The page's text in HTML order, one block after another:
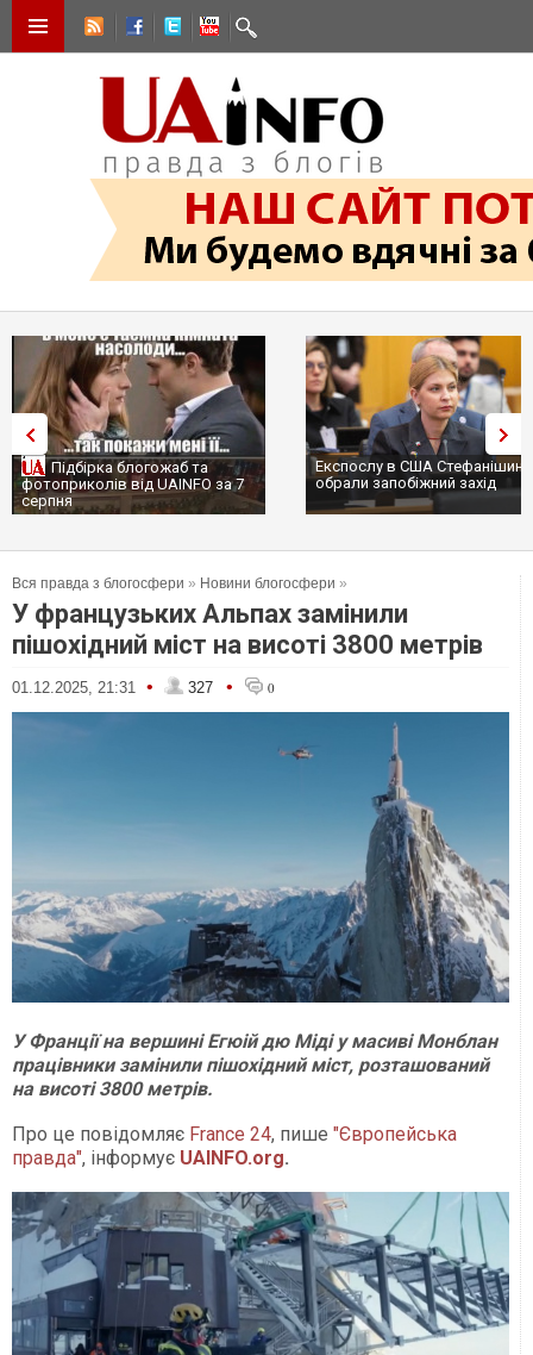
Підбірка блогожаб та
фотоприколів від UAINFO за 7
серпня
Експослу в США
обрали запобіжний захід
Вся правда з блогосфери » Новини блогосфери »
У французьких Альпах замінили
пішохідний міст на висоті 3800 метрів
01.12.2025, 21:31 • 327 • 0
У Франції на вершині Егюій дю Міді у масиві Монблан
працівники замінили пішохідний міст, розташований
на висоті 3800 метрів.
Про це повідомляє France 24, пише "Європейська
правда", інформує UAINFO.org.